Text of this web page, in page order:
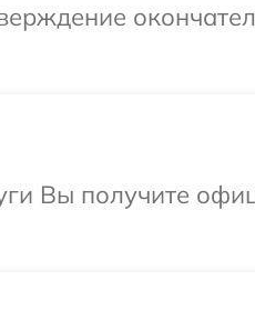
Вы получите